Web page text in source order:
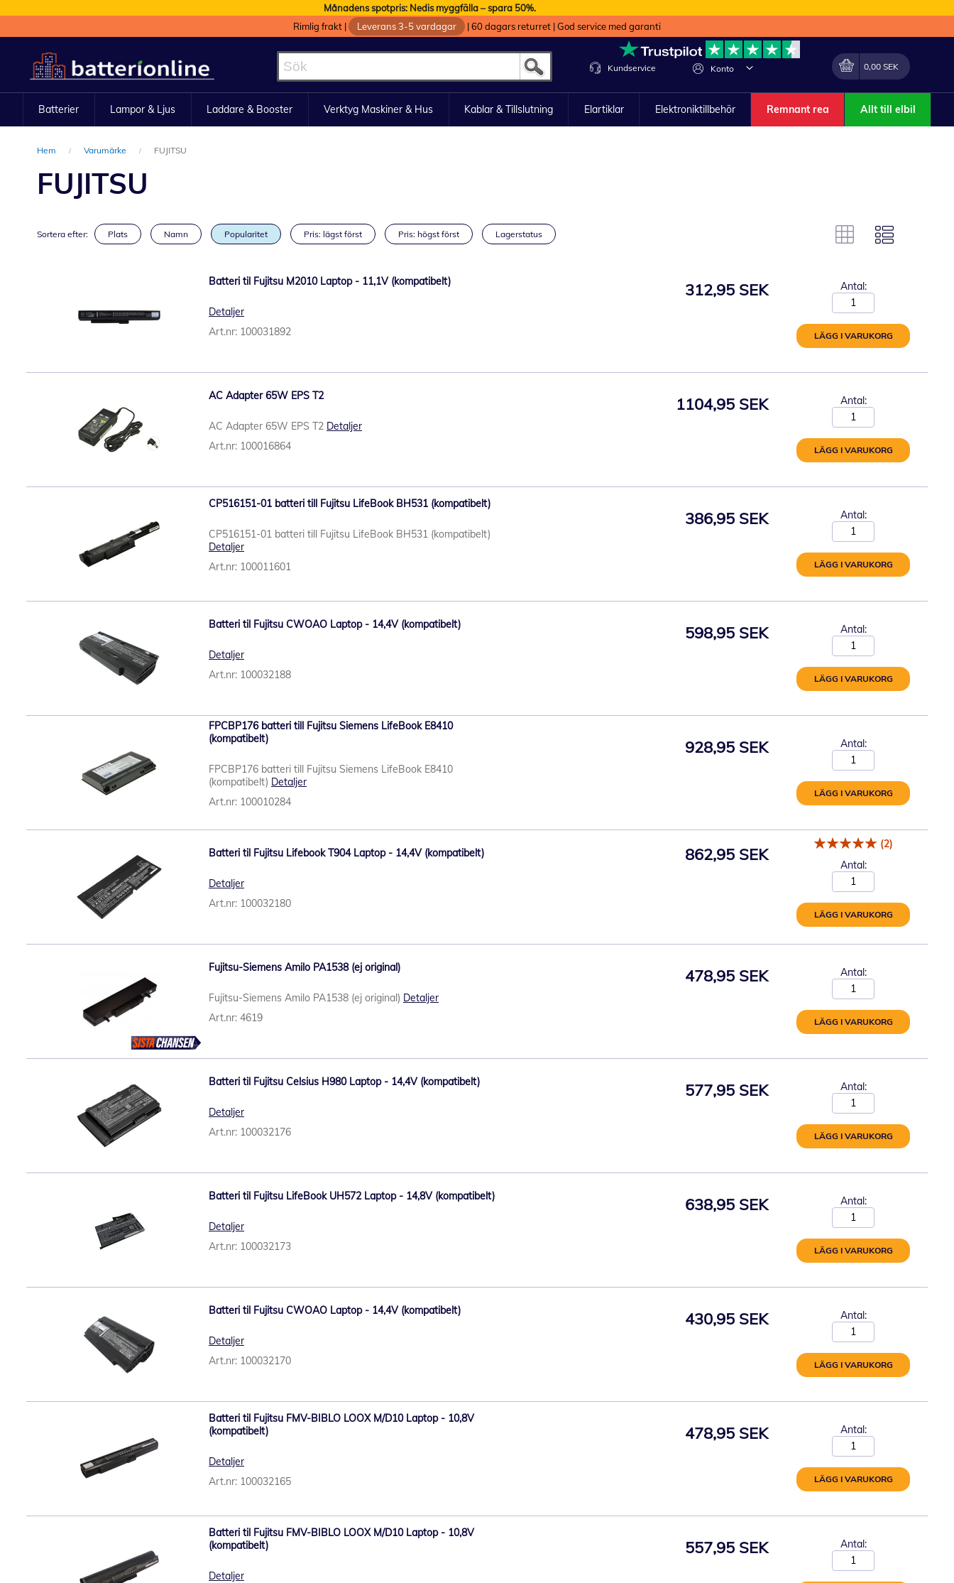
Månadens spotpris: Nedis myggfälla – spara 50%.
Rimlig frakt | Leverans 3-5 vardagar |60 dagars returret |God service med garanti
till
innehållet
Konto Förändra
Min kundvagn
0,00 SEK
Kundservice
Batterier Lampor & Ljus Laddare & Booster Verktyg Maskiner & Hus Kablar & Tillslutning Elartiklar Elektroniktillbehör Remnant rea Allt till elbil
Hem Varumärke FUJITSU
FUJITSU
Sortera efter: Plats Namn Popularitet Pris: lägst först Pris: högst först Lagerstatus
Batteri til Fujitsu M2010 Laptop - 11,1V (kompatibelt)
Detaljer
Art.nr: 100031892
312,95 SEK Antal:
LÄGG I VARUKORG
AC Adapter 65W EPS T2
AC Adapter 65W EPS T2 Detaljer
Art.nr: 100016864
1104,95 SEK Antal:
LÄGG I VARUKORG
CP516151-01 batteri till Fujitsu LifeBook BH531 (kompatibelt)
CP516151-01 batteri till Fujitsu LifeBook BH531 (kompatibelt)
Detaljer
Art.nr: 100011601
386,95 SEK Antal:
LÄGG I VARUKORG
Batteri til Fujitsu CWOAO Laptop - 14,4V (kompatibelt)
Detaljer
Art.nr: 100032188
598,95 SEK Antal:
LÄGG I VARUKORG
FPCBP176 batteri till Fujitsu Siemens LifeBook E8410
(kompatibelt)
FPCBP176 batteri till Fujitsu Siemens LifeBook E8410
(kompatibelt) Detaljer
Art.nr: 100010284
928,95 SEK Antal:
LÄGG I VARUKORG
Batteri til Fujitsu Lifebook T904 Laptop - 14,4V (kompatibelt)
Detaljer
Art.nr: 100032180
862,95 SEK
(2)
Antal:
LÄGG I VARUKORG
Fujitsu-Siemens Amilo PA1538 (ej original)
Fujitsu-Siemens Amilo PA1538 (ej original) Detaljer
Art.nr: 4619
478,95 SEK Antal:
LÄGG I VARUKORG
Batteri til Fujitsu Celsius H980 Laptop - 14,4V (kompatibelt)
Detaljer
Art.nr: 100032176
577,95 SEK Antal:
LÄGG I VARUKORG
Batteri til Fujitsu LifeBook UH572 Laptop - 14,8V (kompatibelt)
Detaljer
Art.nr: 100032173
638,95 SEK Antal:
LÄGG I VARUKORG
Batteri til Fujitsu CWOAO Laptop - 14,4V (kompatibelt)
Detaljer
Art.nr: 100032170
430,95 SEK Antal:
LÄGG I VARUKORG
Batteri til Fujitsu FMV-BIBLO LOOX M/D10 Laptop - 10,8V
(kompatibelt)
Detaljer
Art.nr: 100032165
478,95 SEK Antal:
LÄGG I VARUKORG
Batteri til Fujitsu FMV-BIBLO LOOX M/D10 Laptop - 10,8V
(kompatibelt)
Detaljer
557,95 SEK Antal: